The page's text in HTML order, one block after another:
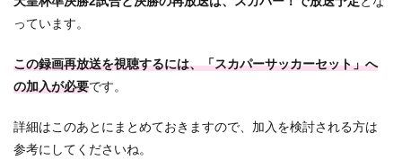
っています。
この録画再放送を視聴するには、「スカパーサッカーセット」へ
の加入が必要です。
詳細はこのあとにまとめておきますので、加入を検討される方は
参考にしてくださいね。